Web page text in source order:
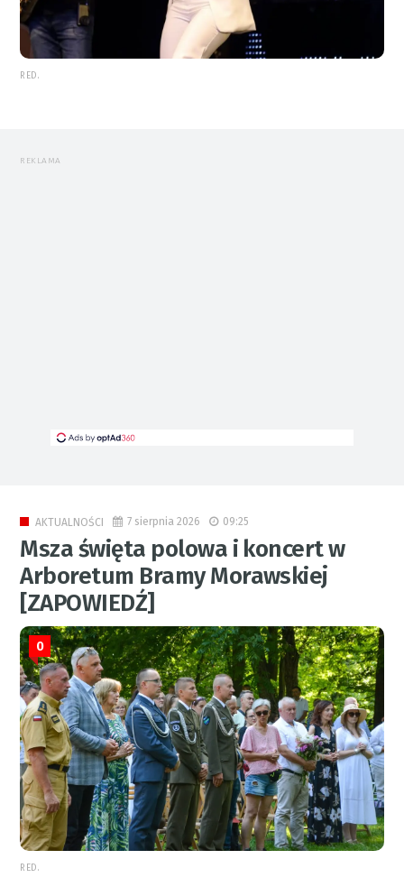
RED.
REKLAMA
AKTUALNOŚCI 7 sierpnia 2026 09:25
Msza święta polowa i koncert w
Arboretum Bramy Morawskiej
[ZAPOWIEDŹ]
0
RED.